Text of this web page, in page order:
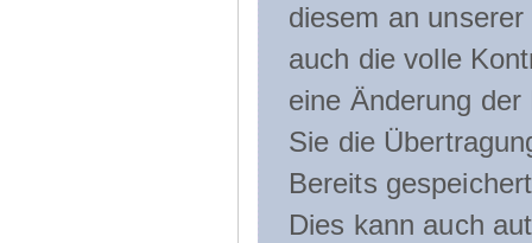
diesem an
auch die volle
eine Änderung
Sie die
Bereits
Dies kann auch